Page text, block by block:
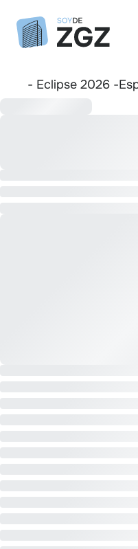
- Eclipse 2026 -